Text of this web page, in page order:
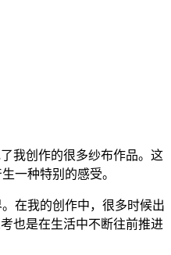
我创作的很多纱布作品。这
一种特别的感受。
在我的创作中，很多时候出
也是在生活中不断往前推进